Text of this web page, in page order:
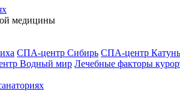
медицины
СПА-центр Сибирь СПА-центр Катунь
Водный мир Лечебные факторы